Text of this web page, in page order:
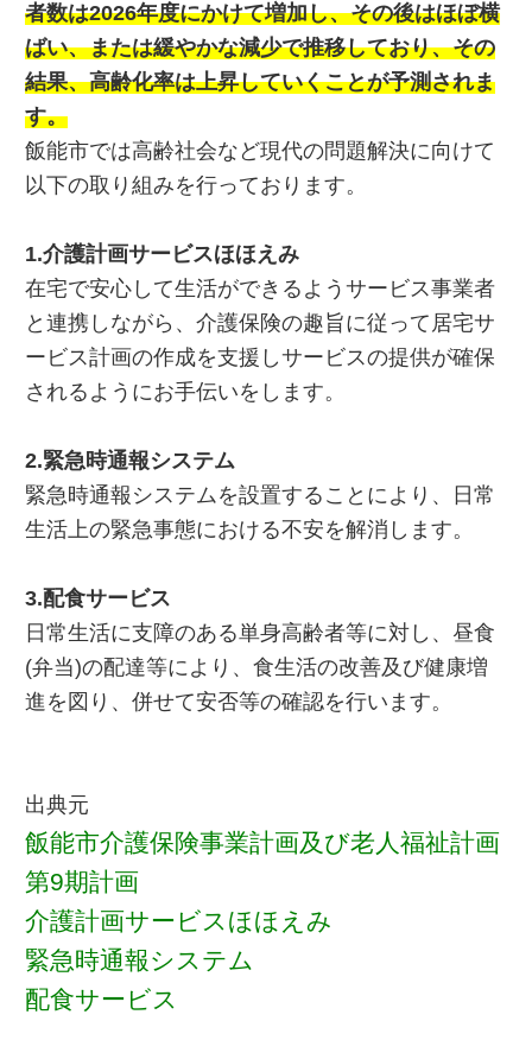
者数は2026年度にかけて増加し、その後はほぼ横
ばい、または緩やかな減少で推移しており、その
結果、高齢化率は上昇していくことが予測されま
す。
飯能市では高齢社会など現代の問題解決に向けて
以下の取り組みを行っております。
1.介護計画サービスほほえみ
在宅で安心して生活ができるようサービス事業者
と連携しながら、介護保険の趣旨に従って居宅サ
ービス計画の作成を支援しサービスの提供が確保
されるようにお手伝いをします。
2.緊急時通報システム
緊急時通報システムを設置することにより、日常
生活上の緊急事態における不安を解消します。
3.配食サービス
日常生活に支障のある単身高齢者等に対し、昼食
(弁当)の配達等により、食生活の改善及び健康増
進を図り、併せて安否等の確認を行います。
出典元
飯能市介護保険事業計画及び老人福祉計画
第9期計画
介護計画サービスほほえみ
緊急時通報システム
配食サービス